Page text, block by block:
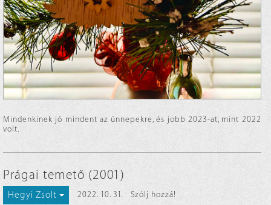
Mindenkinek jó mindent az ünnepekre, és jobb 2023-at, mint 2022
volt.
Prágai temető (2001)
Hegyi Zsolt 2022. 10. 31.
Szólj hozzá!